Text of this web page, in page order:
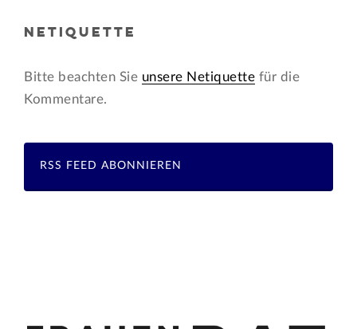
NETIQUETTE
Bitte beachten Sie unsere Netiquette für die
Kommentare.
RSS FEED ABONNIEREN